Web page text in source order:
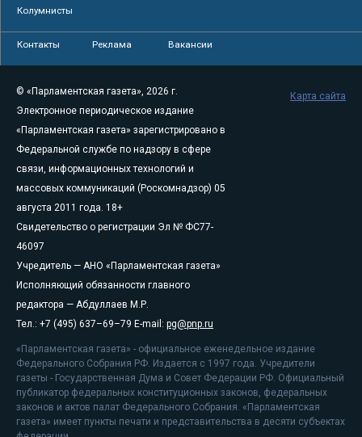
Колумнисты
Контакты Реклама Вакансии
© «Парламентская газета», 2026 г.
Электронное периодическое издание
«Парламентская газета» зарегистрировано в
Федеральной службе по надзору в сфере
связи, информационных технологий и
массовых коммуникаций (Роскомнадзор) 05
августа 2011 года. 18+
Свидетельство о регистрации Эл № ФС77-
46097
Учредитель — АНО «Парламентская газета»
Исполняющий обязанности главного
редактора — Абдуллаев М.Р.
Тел.: +7 (495) 637–69–79 E-mail: pg@pnp.ru
«Парламентская газета» - официальное еженедельное издание
Федерального Собрания РФ. Издается с 1997 года. Учредители
газеты - Государственная Дума и Совет Федерации РФ. Официальный
публикатор федеральных конституционных законов, федеральных
законов и актов палат Федерального Собрания. «Парламентская
газета» имеет пункты печати и представительства в десяти субъектах
Карта сайта